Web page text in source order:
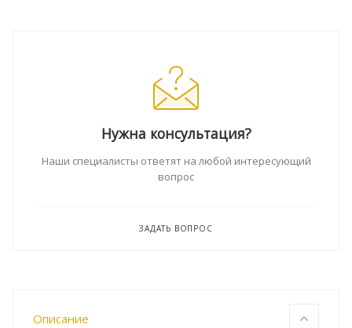
Нужна консультация?
Наши специалисты ответят на любой интересующий
вопрос
ЗАДАТЬ ВОПРОС
Описание